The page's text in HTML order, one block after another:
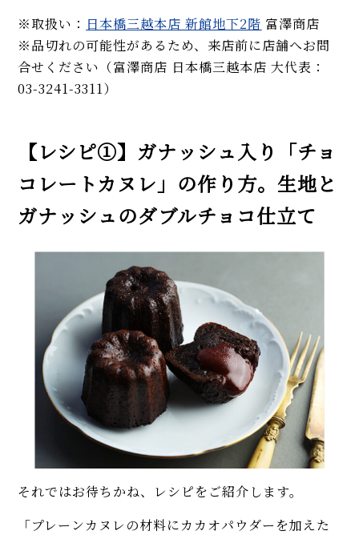
※取扱い： 日本橋三越本店 新館地下2階 富澤商店
※品切れの可能性があるため、来店前に店舗へお問
合せください（富澤商店 日本橋三越本店 大代表：
03-3241-3311）
【レシピ①】ガナッシュ入り「チョ
コレートカヌレ」の作り方。生地と
ガナッシュのダブルチョコ仕立て
それではお待ちかね、レシピをご紹介します。
「プレーンカヌレの材料にカカオパウダーを加えた